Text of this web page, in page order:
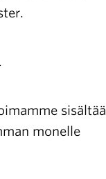
sisältää
monelle